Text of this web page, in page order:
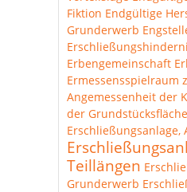
Fiktion Endgültige
Grunderwerb
Erbengemeinschaft
Ermessensspielraum
Angemessenheit der
der
Erschließungsanlage,
Teillängen
Grunderwerb